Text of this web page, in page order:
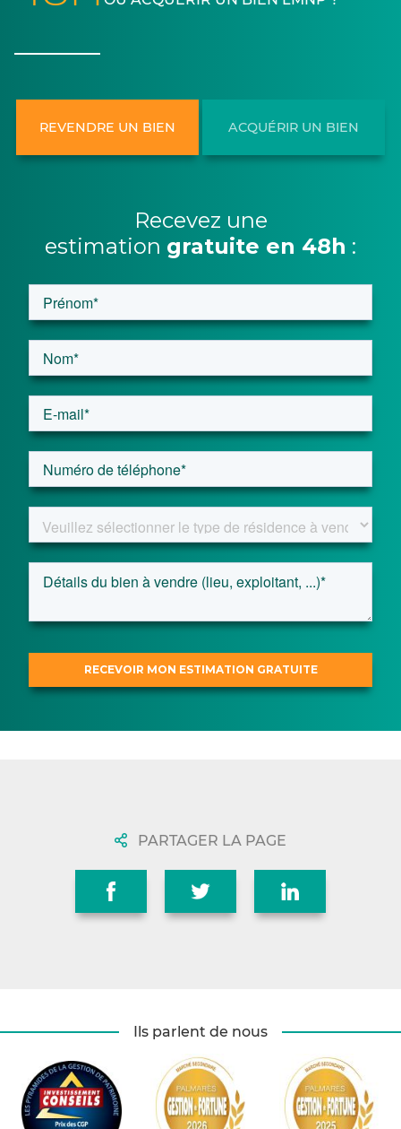
REVENDRE UN BIEN ACQUÉRIR UN BIEN
PARTAGER LA PAGE
Ils parlent de nous